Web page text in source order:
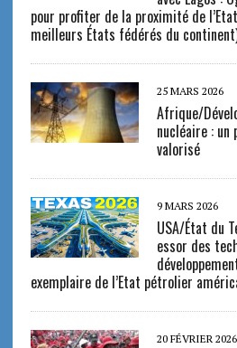
pour profiter de la proximité de
meilleurs États fédérés du
25 MARS 2026
Afrique/
nucléaire :
valorisé
9 MARS 2026
USA/État du
essor des
exemplaire de l’Etat pétrolier
20 FÉVRIER 2026